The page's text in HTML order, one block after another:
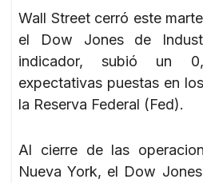
Wall Street cerró este
el Dow Jones de
indicador, subió un
expectativas puestas en
la Reserva Federal (Fed).
Al cierre de las
Nueva York, el Dow